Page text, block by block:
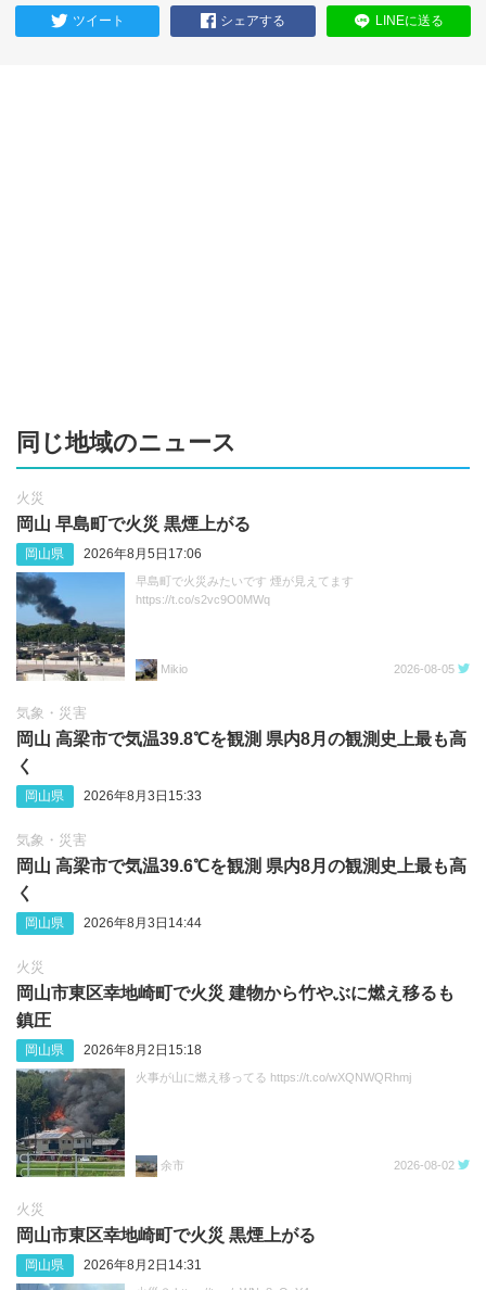
ツイート シェアする LINEに送る
同じ地域のニュース
火災
岡山 早島町で火災 黒煙上がる
岡山県 2026年8月5日17:06
早島町で火災みたいです 煙が見えてます
https://t.co/s2vc9O0MWq
Mikio 2026-08-05
気象・災害
岡山 高梁市で気温39.8℃を観測 県内8月の観測史上最も高
く
岡山県 2026年8月3日15:33
気象・災害
岡山 高梁市で気温39.6℃を観測 県内8月の観測史上最も高
く
岡山県 2026年8月3日14:44
火災
岡山市東区幸地崎町で火災 建物から竹やぶに燃え移るも
鎮圧
岡山県 2026年8月2日15:18
火事が山に燃え移ってる https://t.co/wXQNWQRhmj
余市 2026-08-02
火災
岡山市東区幸地崎町で火災 黒煙上がる
岡山県 2026年8月2日14:31